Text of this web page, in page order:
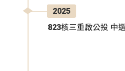
2025
823核三重啟公投 中